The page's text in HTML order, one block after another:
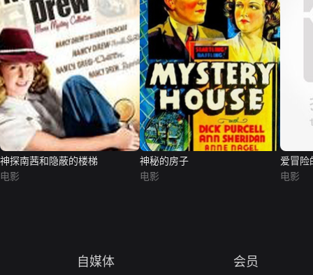
神探南茜和隐蔽的楼梯
电影
神秘的房子
电影
爱冒险
电影
自媒体 会员